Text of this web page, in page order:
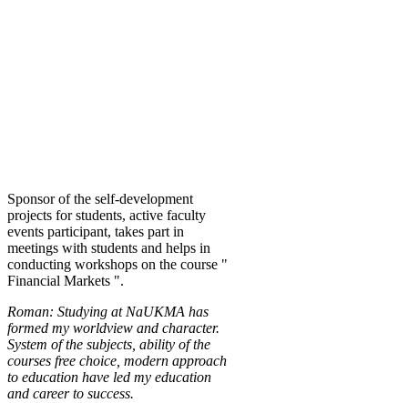
Sponsor of the self-development
projects for students, active faculty
events participant, takes part in
meetings with students and helps in
conducting workshops on the course "
Financial Markets ".
Roman: Studying at NaUKMA has
formed my worldview and character.
System of the subjects, ability of the
courses free choice, modern approach
to education have led my education
and career to success.